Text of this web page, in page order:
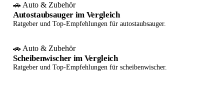
🚗 Auto & Zubehör
Autostaubsauger im Vergleich
Ratgeber und Top-Empfehlungen für autostaubsauger.
🚗 Auto & Zubehör
Scheibenwischer im Vergleich
Ratgeber und Top-Empfehlungen für scheibenwischer.